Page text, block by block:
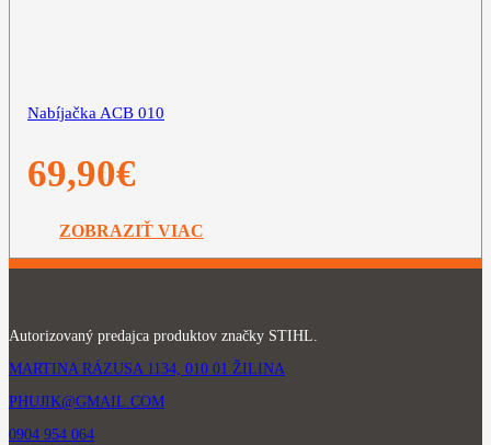
Nabíjačka ACB 010
69,90€
ZOBRAZIŤ VIAC
Autorizovaný predajca produktov značky STIHL.
MARTINA RÁZUSA 1134, 010 01 ŽILINA
PHUJIK@GMAIL.COM
0904 954 064